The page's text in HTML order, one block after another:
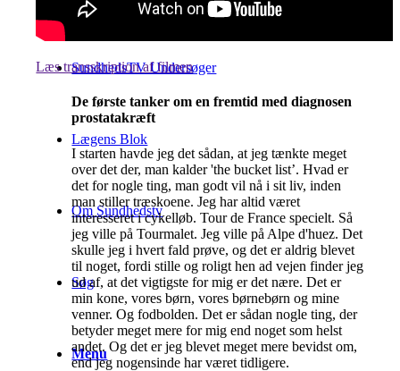
SundhedsTV Undersøger
Lægens Blok
Om Sundhedstv
Søg
Menu
Læs transskription af filmen
De første tanker om en fremtid med diagnosen
prostatakræft
I starten havde jeg det sådan, at jeg tænkte meget
over det der, man kalder 'the bucket list’. Hvad er
det for nogle ting, man godt vil nå i sit liv, inden
man stiller træskoene. Jeg har altid været
interesseret i cykelløb. Tour de France specielt. Så
jeg ville på Tourmalet. Jeg ville på Alpe d'huez. Det
skulle jeg i hvert fald prøve, og det er aldrig blevet
til noget, fordi stille og roligt hen ad vejen finder jeg
ud af, at det vigtigste for mig er det nære. Det er
min kone, vores børn, vores børnebørn og mine
venner. Og fodbolden. Det er sådan nogle ting, der
betyder meget mere for mig end noget som helst
andet. Og det er jeg blevet meget mere bevidst om,
end jeg nogensinde har været tidligere.